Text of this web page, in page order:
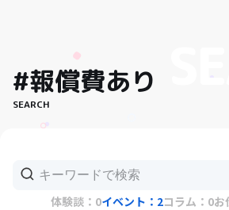
#報償費あり
SEARCH
体験談：0イベント：2コラム：0お